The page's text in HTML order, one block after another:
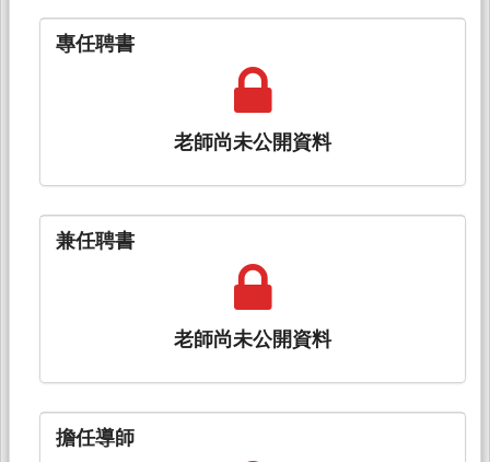
專任聘書
老師尚未公開資料
兼任聘書
老師尚未公開資料
擔任導師